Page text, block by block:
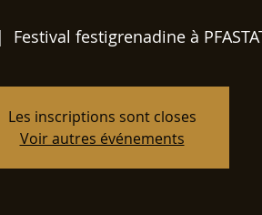
Festival festigrenadine à
Les inscriptions sont closes
Voir autres événements